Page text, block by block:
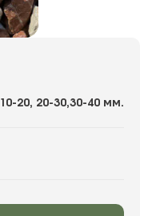
10-20, 20-30,30-40 мм.